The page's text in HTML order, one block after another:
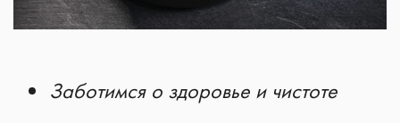
Заботимся о здоровье и чистоте